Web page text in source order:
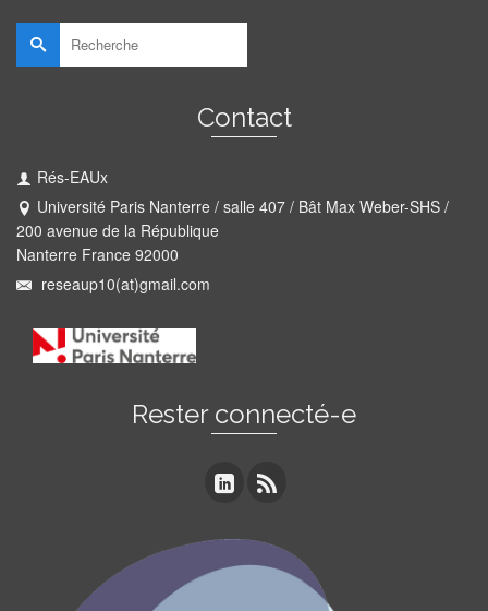
Rechercher :
Contact
Rés-EAUx
Université Paris Nanterre / salle 407 / Bât Max Weber-SHS /
200 avenue de la République
Nanterre France 92000
reseaup10(at)gmail.com
Rester connecté-e